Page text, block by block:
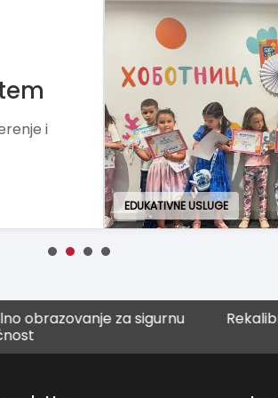
praktičan
ljubav
EDUKATIVNE USLUGE
za sigurnu
Rekalibracija – od